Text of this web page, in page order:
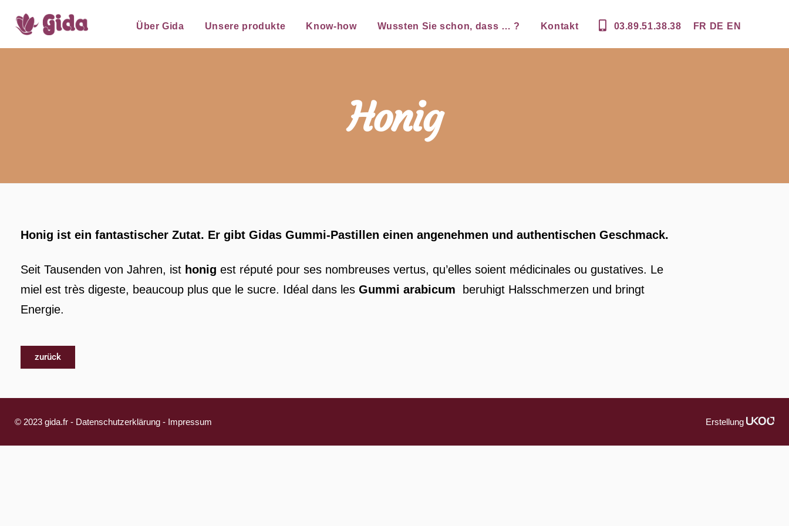
Über Gida Unsere produkte Know-how Wussten Sie schon, dass … ? Kontakt 03.89.51.38.38 FR DE EN
Honig
Honig ist ein fantastischer Zutat. Er gibt Gidas Gummi-Pastillen einen angenehmen und authentischen Geschmack.
Seit Tausenden von Jahren, ist honig est réputé pour ses nombreuses vertus, qu’elles soient médicinales ou gustatives. Le
miel est très digeste, beaucoup plus que le sucre. Idéal dans les Gummi arabicum
beruhigt Halsschmerzen und bringt
Energie.
zurück
© 2023 gida.fr - Datenschutzerklärung - Impressum Erstellung